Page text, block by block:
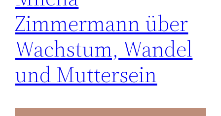
Zimmermann über
Wachstum, Wandel
und Muttersein